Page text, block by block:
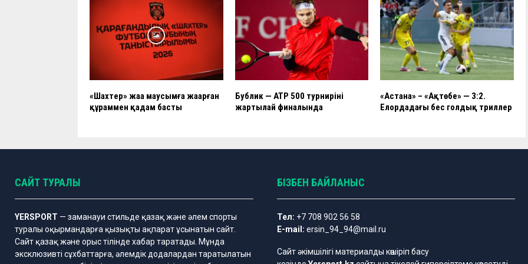
«Шахтер» жаңа маусымға жаңарған
құраммен қадам басты
Бублик — ATP 500 турнирінің
жартылай финалында
​«Астана» – «Ақтөбе» — 3:2.
Елордадағы бес голдық триллер
САЙТ ТУРАЛЫ
YERSPORT — заманауи стильде қазақ және әлем спорты
туралы оқырмандарға қызықты ақпарат ұсынатын сайт.
Сайт қазақ және орыс тілінде хабар таратады. Мұнда
эксклюзивті сұхбаттарға, әлемдік додалардан таратылатын
БІЗБЕН БАЙЛАНЫС
Тел: +7 708 902 56 58
E-mail: ersin_94_94@mail.ru
Сайт әкімшілігі материалды көшіріп басу